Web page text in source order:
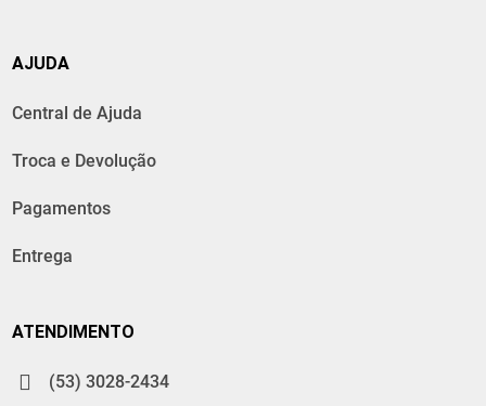
AJUDA
Central de Ajuda
Troca e Devolução
Pagamentos
Entrega
ATENDIMENTO
(53) 3028-2434